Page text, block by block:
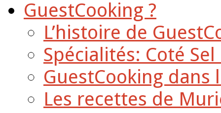
GuestCooking ?
L’histoire de
Spécialités: Coté
GuestCooking dans
Les recettes de